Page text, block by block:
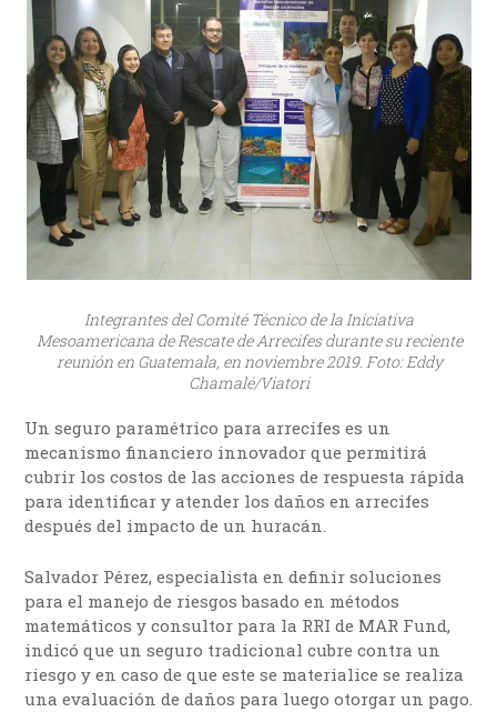
Integrantes del Comité Técnico de la Iniciativa
Mesoamericana de Rescate de Arrecifes durante su reciente
reunión en Guatemala, en noviembre 2019. Foto: Eddy
Chamalé/Viatori
Un seguro paramétrico para arrecifes es un
mecanismo financiero innovador que permitirá
cubrir los costos de las acciones de respuesta rápida
para identificar y atender los daños en arrecifes
después del impacto de un huracán.
Salvador Pérez, especialista en definir soluciones
para el manejo de riesgos basado en métodos
matemáticos y consultor para la RRI de MAR Fund,
indicó que un seguro tradicional cubre contra un
riesgo y en caso de que este se materialice se realiza
una evaluación de daños para luego otorgar un pago.